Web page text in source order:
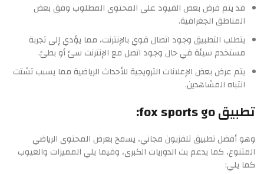
قد يتم فرض بعض القيود على المحتوى المطلوب وفق بعض
المناطق الجغرافية.
يتطلب التطبيق وجود اتصال قوي بالإنترنت، مما يؤدي إلى تجربة
مستخدم سيئة في حال وجود اتصل مع الإنترنت سئ أو بطئ.
يتم عرض بعض الإعلانات الترويجية للأحداث الرياضية مما يسبب تشتت
انتباه المشاهدين.
تطبيق fox sports go:
وهو أفضل تطبيق تلفزيون مجاني، يسمح بعرض المحتوى الرياضي
المتنوع، كما يدعم بث الدوريات الكبرى، وفيما يلي المميزات والعيوب
كما يلي: